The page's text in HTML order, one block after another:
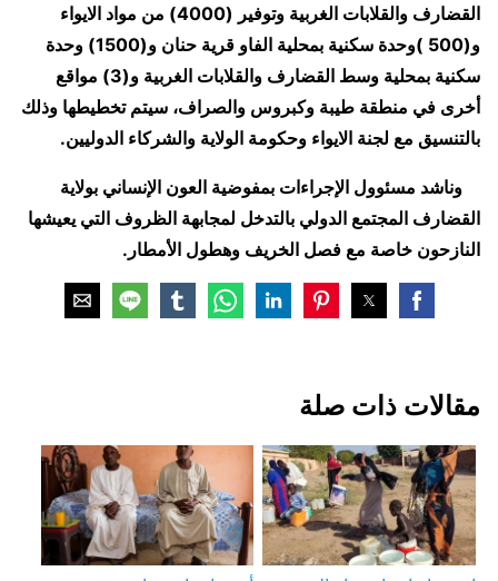
القضارف والقلابات الغربية وتوفير (4000) من مواد الايواء
و(500 )وحدة سكنية بمحلية الفاو قرية حنان و(1500) وحدة
سكنية بمحلية وسط القضارف والقلابات الغربية و(3) مواقع
أخرى في منطقة طيبة وكبروس والصراف، سيتم تخطيطها وذلك
بالتنسيق مع لجنة الايواء وحكومة الولاية والشركاء الدوليين.
وناشد مسئوول الإجراءات بمفوضية العون الإنساني بولاية
القضارف المجتمع الدولي بالتدخل لمجابهة الظروف التي يعيشها
النازحون خاصة مع فصل الخريف وهطول الأمطار.
مقالات ذات صلة